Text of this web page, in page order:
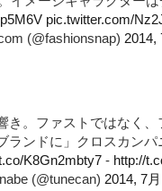
pic.twitter.com/
(@fashionsnap) 2014,
き。ファストではなく
ランドに」クロスカン
K8Gn2mbty7 - http://
(@tunecan) 2014, 7